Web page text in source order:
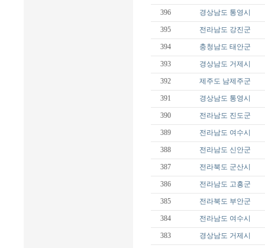
396 경상남도 통영시
395 전라남도 강진군
394 충청남도 태안군
393 경상남도 거제시
392 제주도 남제주군
391 경상남도 통영시
390 전라남도 진도군
389 전라남도 여수시
388 전라남도 신안군
387 전라북도 군산시
386 전라남도 고흥군
385 전라북도 부안군
384 전라남도 여수시
383 경상남도 거제시